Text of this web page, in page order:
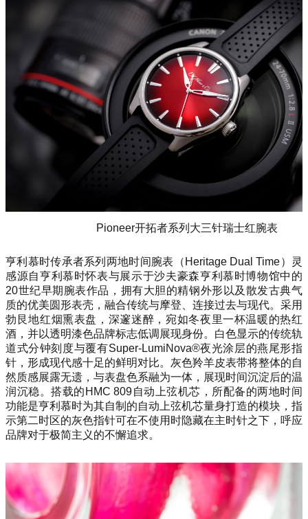
Pioneer开拓者系列大三针瑞士红腕表
亨利慕时传承者系列两地时间腕表（Heritage Dual Time）灵
感源自亨利慕时怀表与展示于沙夫豪森亨利慕时博物馆中的
20世纪早期腕表作品，拥有大胆的精钢外形以及散发古典气
质的优美圆形表壳，融合传统与摩登、连接过去与现代。采用
勃艮地红烟熏表盘，深邃迷醉，宛如冬夜里一杯温暖的热红
酒，并以透明漆色品牌标志低调展现身份。白色显示的传统轨
道式分钟刻度与覆有Super-LumiNova®夜光涂层的燕尾形指
针，形成现代感十足的鲜明对比。灰色羚羊皮表带将整体的自
然质感展露无遗，与表盘色系融为一体，展现时间沉淀后的温
润沉稳。搭载的HMC 809自动上弦机芯，所配备的两地时间
功能是亨利慕时为其自制的自动上弦机芯量身打造的模块，指
示第二时区的灰色指针可在不使用时隐藏在主时针之下，呼应
品牌对于极简主义的不懈追求。